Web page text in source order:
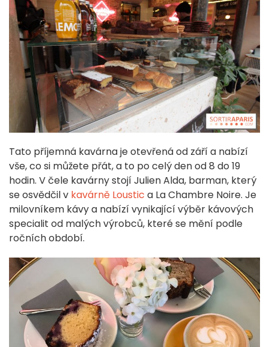
Tato příjemná kavárna je otevřená od září a nabízí
vše, co si můžete přát, a to po celý den od 8 do 19
hodin. V čele kavárny stojí Julien Alda, barman, který
se osvědčil v kavárně Loustic a La Chambre Noire. Je
milovníkem kávy a nabízí vynikající výběr kávových
specialit od malých výrobců, které se mění podle
ročních období.